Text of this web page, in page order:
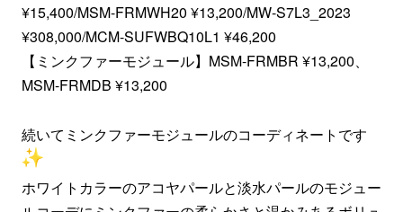
¥15,400/MSM-FRMWH20 ¥13,200/MW-S7L3_2023
¥308,000/MCM-SUFWBQ10L1 ¥46,200
【ミンクファーモジュール】MSM-FRMBR ¥13,200、
MSM-FRMDB ¥13,200
続いてミンクファーモジュールのコーディネートです
ホワイトカラーのアコヤパールと淡水パールのモジュー